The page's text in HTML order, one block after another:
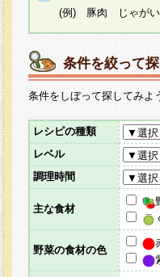
(例) 豚肉 じゃがい
条件を絞って
条件をしぼって探してみよ
レシピの種類
レベル
調理時間
主な食材
野菜の食材の色